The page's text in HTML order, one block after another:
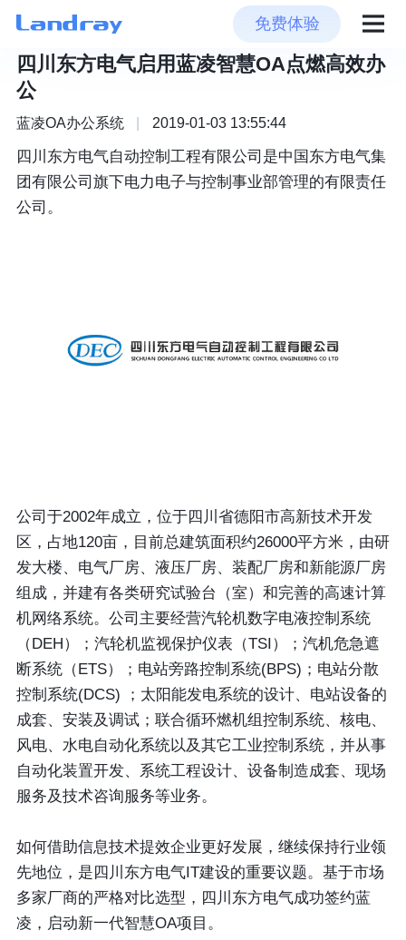
免费体验
四川东方电气启用蓝凌智慧OA点燃高效办
公
蓝凌OA办公系统 2019-01-03 13:55:44
四川东方电气自动控制工程有限公司是中国东方电气集
团有限公司旗下电力电子与控制事业部管理的有限责任
公司。
公司于2002年成立，位于四川省德阳市高新技术开发
区，占地120亩，目前总建筑面积约26000平方米，由研
发大楼、电气厂房、液压厂房、装配厂房和新能源厂房
组成，并建有各类研究试验台（室）和完善的高速计算
机网络系统。公司主要经营汽轮机数字电液控制系统
（DEH）；汽轮机监视保护仪表（TSI）；汽机危急遮
断系统（ETS）；电站旁路控制系统(BPS)；电站分散
控制系统(DCS) ；太阳能发电系统的设计、电站设备的
成套、安装及调试；联合循环燃机组控制系统、核电、
风电、水电自动化系统以及其它工业控制系统，并从事
自动化装置开发、系统工程设计、设备制造成套、现场
服务及技术咨询服务等业务。
如何借助信息技术提效企业更好发展，继续保持行业领
先地位，是四川东方电气IT建设的重要议题。基于市场
多家厂商的严格对比选型，四川东方电气成功签约蓝
凌，启动新一代智慧OA项目。